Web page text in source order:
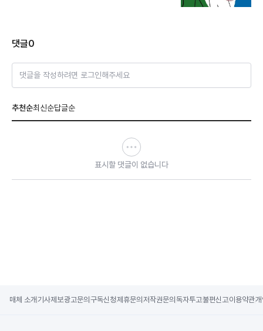
댓글0
댓글을 작성하려면 로그인해주세요
추천순최신순답글순
표시할 댓글이 없습니다
매체 소개 기사제보광고문의 구독신청제휴문의 저작권문의 독자투고불편신고이용약관